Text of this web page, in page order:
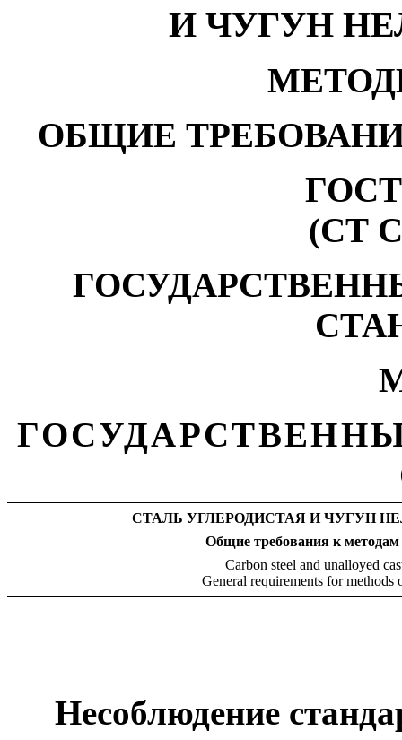
И ЧУГУН
ОБЩИЕ
ГОСТ
(СТ
СТАЛЬ УГЛЕРОДИСТАЯ И ЧУГУН
Общие требования к методам
Carbon steel and unalloyed
General requirements for methods
Несоблюдение